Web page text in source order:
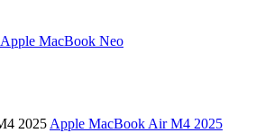
Apple MacBook Neo
Apple MacBook Air M4 2025